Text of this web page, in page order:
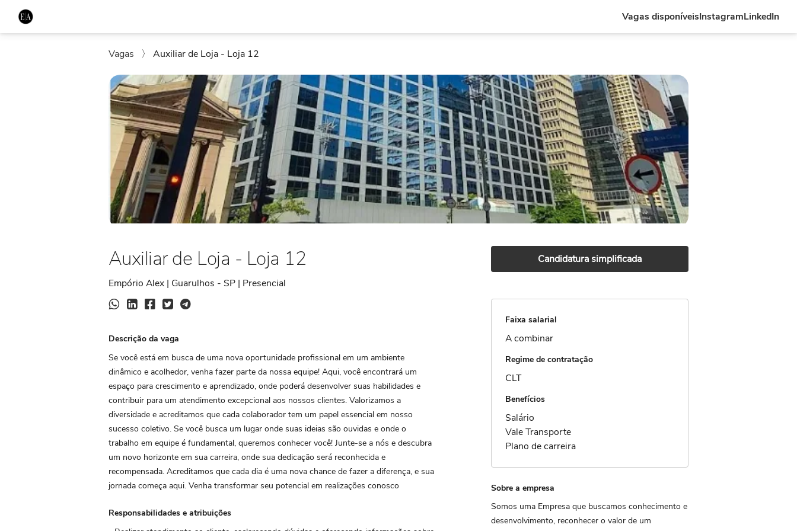
Vagas disponíveisInstagramLinkedIn
Vagas 〉 Auxiliar de Loja - Loja 12
Auxiliar de Loja - Loja 12
Empório Alex | Guarulhos - SP | Presencial
Descrição da vaga
Se você está em busca de uma nova oportunidade profissional em um ambiente
dinâmico e acolhedor, venha fazer parte da nossa equipe! Aqui, você encontrará um
espaço para crescimento e aprendizado, onde poderá desenvolver suas habilidades e
contribuir para um atendimento excepcional aos nossos clientes. Valorizamos a
diversidade e acreditamos que cada colaborador tem um papel essencial em nosso
sucesso coletivo. Se você busca um lugar onde suas ideias são ouvidas e onde o
trabalho em equipe é fundamental, queremos conhecer você! Junte-se a nós e descubra
um novo horizonte em sua carreira, onde sua dedicação será reconhecida e
recompensada. Acreditamos que cada dia é uma nova chance de fazer a diferença, e sua
jornada começa aqui. Venha transformar seu potencial em realizações conosco
Responsabilidades e atribuições
Candidatura simplificada
Faixa salarial
A combinar
Regime de contratação
CLT
Benefícios
Salário
Vale Transporte
Plano de carreira
Sobre a empresa
Somos uma Empresa que buscamos conhecimento e
desenvolvimento, reconhecer o valor de um